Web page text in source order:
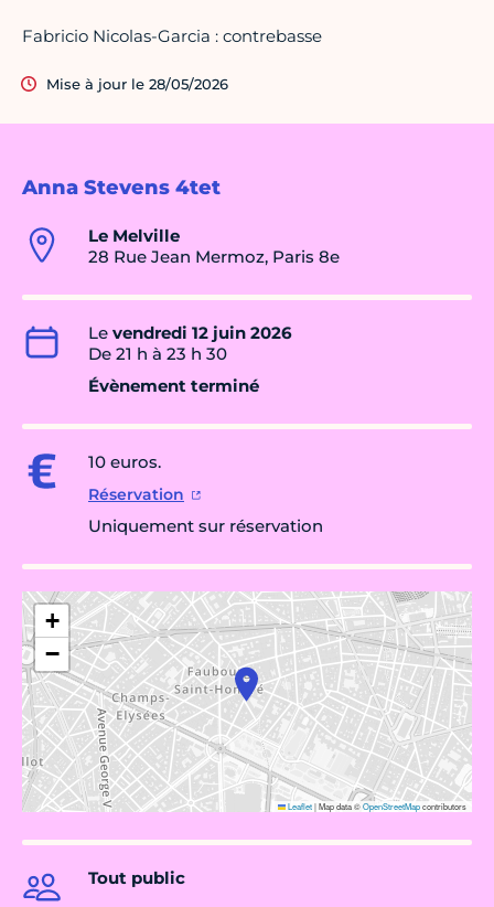
Anna Stevens 4tet
Le Melville
28 Rue Jean Mermoz, Paris 8e
Le vendredi 12 juin 2026
De 21 h à 23 h 30
Évènement terminé
10 euros.
Réservation
Uniquement sur réservation
+
−
Leaflet|Map data ©OpenStreetMapcontributors
Tout public
Fabricio Nicolas-Garcia : contrebasse
Mise à jour le 28/05/2026